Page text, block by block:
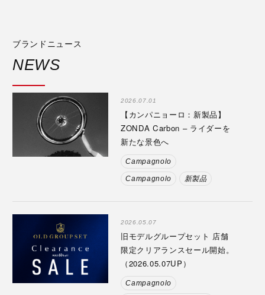
ブランドニュース
NEWS
2026.07.01
【カンパニョーロ：新製品】
ZONDA Carbon – ライダーを
新たな景色へ
Campagnolo
Campagnolo 新製品
2026.05.07
旧モデルグループセット 店舗
限定クリアランスセール開始。
（2026.05.07UP）
Campagnolo